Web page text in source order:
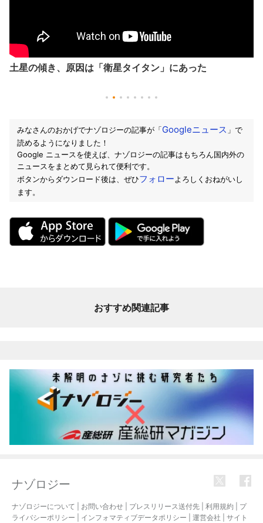
土星の傾き、原因は「衛星タイタン」にあった
みなさんのおかげでナゾロジーの記事が「Googleニュース 」で
読めるようになりました！
Google ニュースを使えば、ナゾロジーの記事はもちろん国内外の
ニュースをまとめて見られて便利です。
ボタンからダウンロード後は、ぜひフォローよろしくおねがいし
ます。
おすすめ関連記事
ナゾロジー
ナゾロジーについて お問い合わせ プレスリリース送付先 利用規約
プ
ライバシーポリシー
インフォマティブデータポリシー 運営会社 サイト